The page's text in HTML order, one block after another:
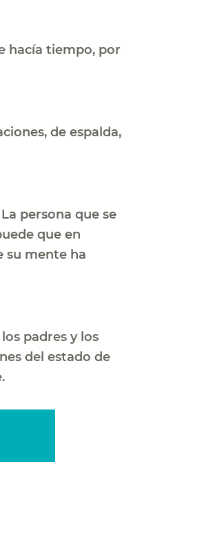
hacía tiempo, por
de espalda,
persona que se
que en
su mente ha
padres y los
del estado de